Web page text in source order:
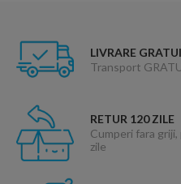
LIVRARE
Transport
RETUR 120 ZILE
Cumperi fara
zile